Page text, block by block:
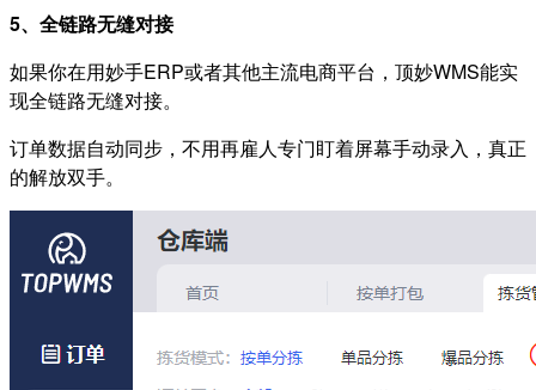
5、全链路无缝对接
如果你在用妙手ERP或者其他主流电商平台，顶妙WMS能实
现全链路无缝对接。
订单数据自动同步，不用再雇人专门盯着屏幕手动录入，真正
的解放双手。